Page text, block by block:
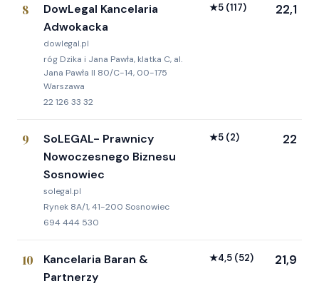
8
DowLegal Kancelaria
Adwokacka
dowlegal.pl
róg Dzika i Jana Pawła, klatka C, al.
Jana Pawła II 80/C-14, 00-175
Warszawa
22 126 33 32
★5 (117) 22,1
9
SoLEGAL- Prawnicy
Nowoczesnego Biznesu
Sosnowiec
solegal.pl
Rynek 8A/1, 41-200 Sosnowiec
694 444 530
★5 (2) 22
10
Kancelaria Baran &
Partnerzy
★4,5 (52) 21,9